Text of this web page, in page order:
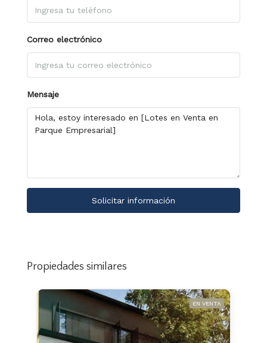
Correo electrónico
Mensaje
Solicitar información
Propiedades similares
EN VENTA